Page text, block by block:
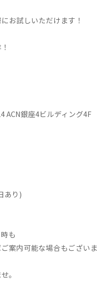
お試しいただけます！
ACN銀座4ビルディング4F
あり)
も
案内可能な場合もございま
。